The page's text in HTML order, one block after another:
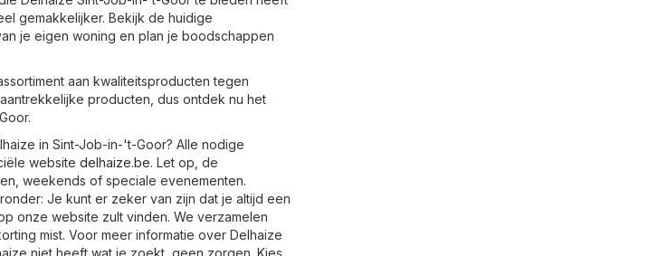
gemakkelijker. Bekijk de huidige
je eigen woning en plan je boodschappen
aan kwaliteitsproducten tegen
producten, dus ontdek nu het
in Sint-Job-in-'t-Goor? Alle nodige
website delhaize.be. Let op, de
weekends of speciale evenementen.
Je kunt er zeker van zijn dat je altijd een
onze website zult vinden. We verzamelen
mist. Voor meer informatie over Delhaize
niet heeft wat je zoekt, geen zorgen. Kies